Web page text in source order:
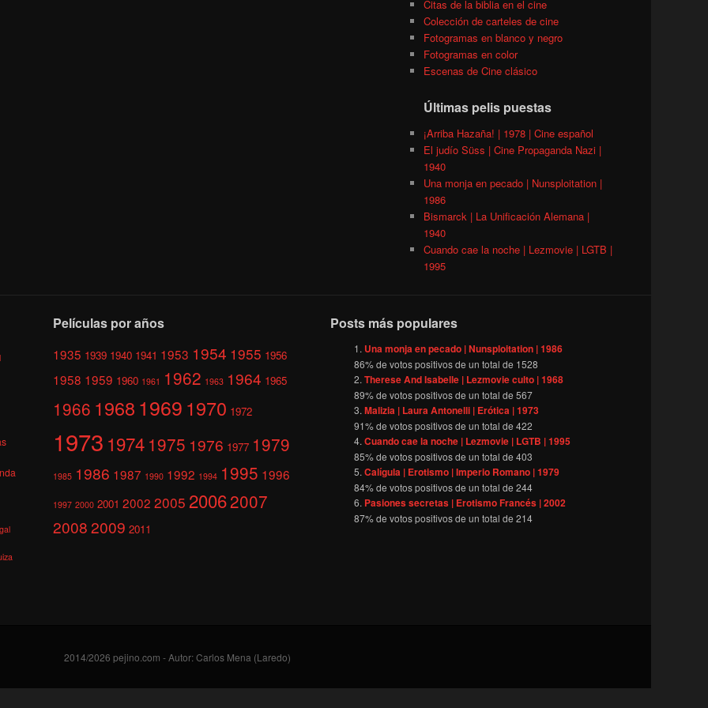
Citas de la biblia en el cine
Colección de carteles de cine
Fotogramas en blanco y negro
Fotogramas en color
Escenas de Cine clásico
Últimas pelis puestas
¡Arriba Hazaña! | 1978 | Cine español
El judío Süss | Cine Propaganda Nazi |
1940
Una monja en pecado | Nunsploitation |
1986
Bismarck | La Unificación Alemana |
1940
Cuando cae la noche | Lezmovie | LGTB |
1995
Películas por años
1935 1939 1940 1941 1953 1954 1955 1956
1958 1959 1960 1961 1962 1963 1964 1965
1966 1968 1969 1970 1972
1973 1974 1975 1976 1977 1979
1985 1986 1987 1990 1992 1994 1995 1996
1997 2000 2001 2002 2005 20062007
20082009 2011
Posts más populares
Una monja en pecado | Nunsploitation | 1986
86% de votos positivos de un total de 1528
Therese And Isabelle | Lezmovie culto | 1968
89% de votos positivos de un total de567
Malizia | Laura Antonelli | Erótica | 1973
91% de votos positivos de un total de422
Cuando cae la noche | Lezmovie | LGTB | 1995
85% de votos positivos de un total de403
Calígula | Erotismo | Imperio Romano | 1979
84% de votos positivos de un total de244
Pasiones secretas | Erotismo Francés | 2002
87% de votos positivos de un total de214
2014/2026 pejino.com - Autor: Carlos Mena (Laredo)